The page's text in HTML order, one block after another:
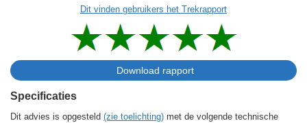
Dit vinden gebruikers het Trekrapport
Specificaties
Dit advies is opgesteld (zie toelichting) met de volgende technische